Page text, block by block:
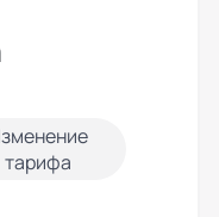
тарифа